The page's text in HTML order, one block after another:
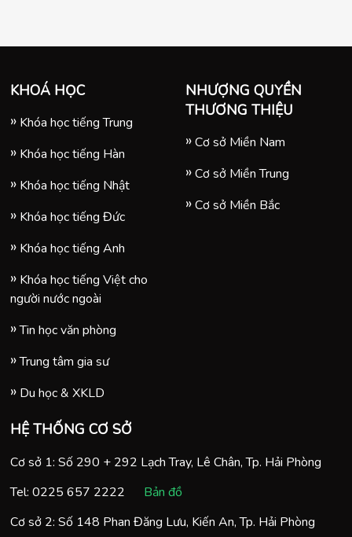
KHOÁ HỌC
Khóa học tiếng Trung
Khóa học tiếng Hàn
Khóa học tiếng Nhật
Khóa học tiếng Đức
Khóa học tiếng Anh
Khóa học tiếng Việt cho
người nước ngoài
Tin học văn phòng
Trung tâm gia sư
Du học & XKLD
NHƯỢNG QUYỀN
THƯƠNG THIỆU
Cơ sở Miền Nam
Cơ sở Miền Trung
Cơ sở Miền Bắc
HỆ THỐNG CƠ SỞ
Cơ sở 1: Số 290 + 292 Lạch Tray, Lê Chân, Tp. Hải Phòng
Tel: 0225 657 2222
Bản đồ
Cơ sở 2: Số 148 Phan Đăng Lưu, Kiến An, Tp. Hải Phòng